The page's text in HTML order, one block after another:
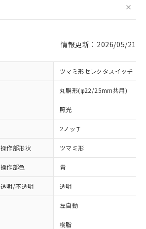
情報更新：2026/05/21
ツマミ形セレクタスイッチ
丸胴形(φ22/25mm共用)
照光
2ノッチ
操作部形状 ツマミ形
操作部色 青
透明/不透明 透明
左自動
樹脂